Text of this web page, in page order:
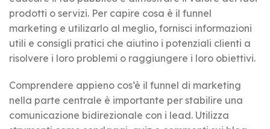
prodotti o servizi. Per capire cosa è il funnel
marketing e utilizarlo al meglio, fornisci informazioni
utili e consigli pratici che aiutino i potenziali clienti a
risolvere i loro problemi o raggiungere i loro obiettivi.
Comprendere appieno cos’è il funnel di marketing
nella parte centrale è importante per stabilire una
comunicazione bidirezionale con i lead. Utilizza